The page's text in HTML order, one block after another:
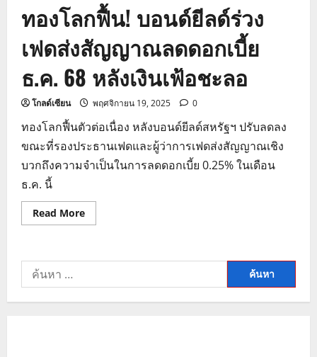
ทองโลกฟื้น! บอนด์ยีลด์ร่วง
เฟดส่งสัญญาณลดดอกเบี้ย
ธ.ค. 68 หลังเงินเฟ้อชะลอ
โกลด์เซียน พฤศจิกายน 19, 2025 0
ทองโลกฟื้นตัวต่อเนื่อง หลังบอนด์ยีลด์สหรัฐฯ ปรับลดลง
ขณะที่รองประธานเฟดและผู้ว่าการเฟดส่งสัญญาณเชิง
บวกถึงความจำเป็นในการลดดอกเบี้ย 0.25% ในเดือน
ธ.ค. นี้
Read MoreRead
more
ฟื้น!
ลด์
ร่วง
ค้นหา
สำหรับ: